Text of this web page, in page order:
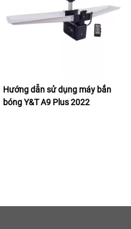
Hướng dẫn sử dụng máy bắn
bóng Y&T A9 Plus 2022